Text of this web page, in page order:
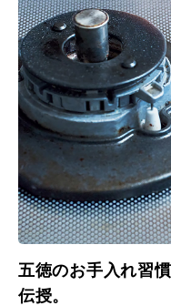
五徳のお手入れ習
伝授。